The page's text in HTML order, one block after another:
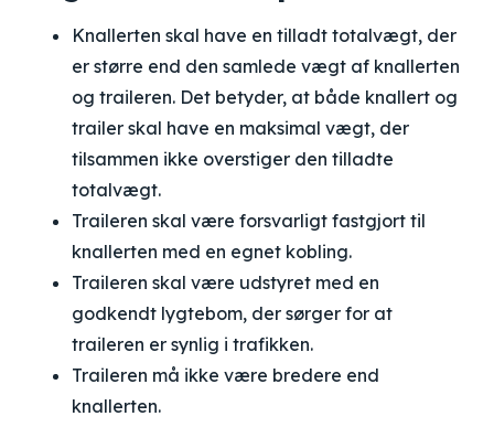
Knallerten skal have en tilladt totalvægt, der
er større end den samlede vægt af knallerten
og traileren. Det betyder, at både knallert og
trailer skal have en maksimal vægt, der
tilsammen ikke overstiger den tilladte
totalvægt.
Traileren skal være forsvarligt fastgjort til
knallerten med en egnet kobling.
Traileren skal være udstyret med en
godkendt lygtebom, der sørger for at
traileren er synlig i trafikken.
Traileren må ikke være bredere end
knallerten.